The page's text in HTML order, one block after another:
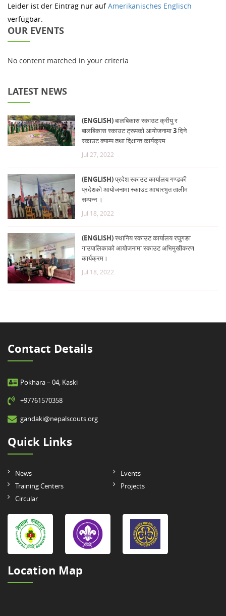
Leider ist der Eintrag nur aufAmerikanisches Englisch
verfügbar.
OUR EVENTS
No content matched in your criteria
LATEST NEWS
(ENGLISH) बालबिकास स्काउट क्रीयु र
बालबिकास स्काउट ट्रूपको आयोजनामा 3 दिने
स्काउट क्याम्प तथा दिक्षान्त कार्यक्रम
Jul 27, 2022
(ENGLISH) प्रदेश स्काउट कार्यालय गण्डकी
प्रदेशको आयोजनामा स्काउट आधारभुत तालीम
सम्पन्न ।
Jul 18, 2022
(ENGLISH) स्थानिय स्काउट कार्यालय रघुगङा
गाउपालिकाको आयोजनामा स्काउट अभिमुखीकरण
कार्यक्रम।
Jul 18, 2022
Contact Details
Pokhara – 04, Kaski
+97761570358
gandaki@nepalscouts.org
Quick Links
News
Events
Training Centers
Projects
Circular
Location Map